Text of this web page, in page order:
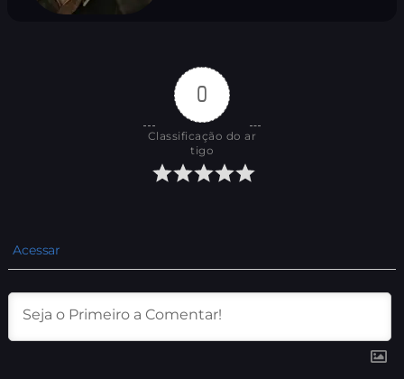
0
Classificação do ar
tigo
Acessar